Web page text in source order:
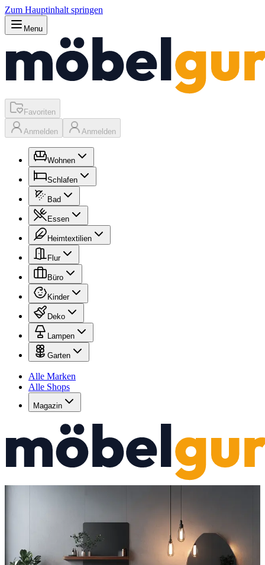
Zum Hauptinhalt springen
Menu
Favoriten
Anmelden Anmelden
Wohnen
Schlafen
Bad
Essen
Heimtextilien
Flur
Büro
Kinder
Deko
Lampen
Garten
Alle Marken
Alle Shops
Magazin